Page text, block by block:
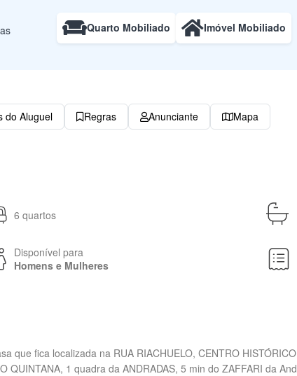
Quarto Mobiliado Imóvel Mobiliado
do Aluguel Regras Anunciante Mapa
6 quartos
Disponível para
Homens e Mulheres
que fica localizada na RUA RIACHUELO, CENTRO
1 quadra da ANDRADAS, 5 min do ZAFFARI da